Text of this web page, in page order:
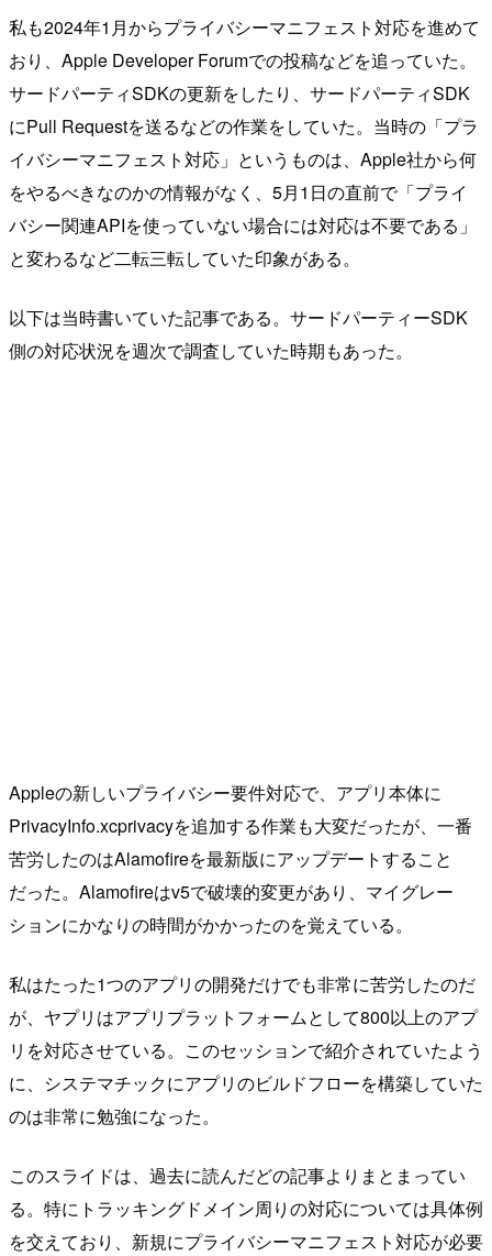
私も2024年1月からプライバシーマニフェスト対応を進めて
おり、Apple Developer Forumでの投稿などを追っていた。
サードパーティSDKの更新をしたり、サードパーティSDK
にPull Requestを送るなどの作業をしていた。当時の「プラ
イバシーマニフェスト対応」というものは、Apple社から何
をやるべきなのかの情報がなく、5月1日の直前で「プライ
バシー関連APIを使っていない場合には対応は不要である」
と変わるなど二転三転していた印象がある。
以下は当時書いていた記事である。サードパーティーSDK
側の対応状況を週次で調査していた時期もあった。
Appleの新しいプライバシー要件対応で、アプリ本体に
PrivacyInfo.xcprivacyを追加する作業も大変だったが、一番
苦労したのはAlamofireを最新版にアップデートすること
だった。Alamofireはv5で破壊的変更があり、マイグレー
ションにかなりの時間がかかったのを覚えている。
私はたった1つのアプリの開発だけでも非常に苦労したのだ
が、ヤプリはアプリプラットフォームとして800以上のアプ
リを対応させている。このセッションで紹介されていたよう
に、システマチックにアプリのビルドフローを構築していた
のは非常に勉強になった。
このスライドは、過去に読んだどの記事よりまとまってい
る。特にトラッキングドメイン周りの対応については具体例
を交えており、新規にプライバシーマニフェスト対応が必要